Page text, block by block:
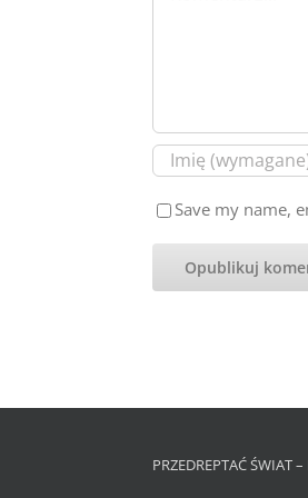
Save my name,
PRZEDREPTAĆ ŚWIAT